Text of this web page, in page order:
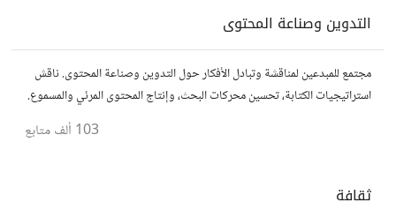
التدوين وصناعة المحتوى
مجتمع للمبدعين لمناقشة وتبادل الأفكار حول التدوين وصناعة المحتوى. ناقش
استراتيجيات الكتابة، تحسين محركات البحث، وإنتاج المحتوى المرئي والمسموع.
103 ألف متابع
ثقافة